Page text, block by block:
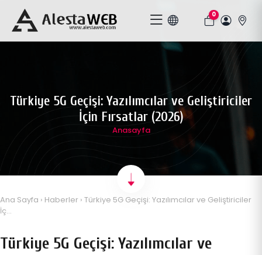
0
Türkiye 5G Geçişi: Yazılımcılar ve Geliştiriciler
İçin Fırsatlar (2026)
Anasayfa
Ana Sayfa › Haberler › Türkiye 5G Geçişi: Yazılımcılar ve Geliştiriciler
İç...
Türkiye 5G Geçişi: Yazılımcılar ve